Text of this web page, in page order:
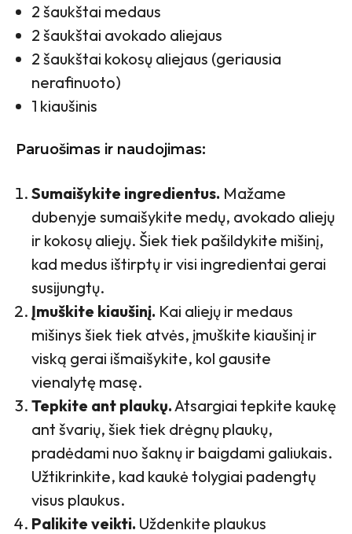
2 šaukštai medaus
2 šaukštai avokado aliejaus
2 šaukštai kokosų aliejaus (geriausia
nerafinuoto)
1 kiaušinis
Paruošimas ir naudojimas:
Sumaišykite ingredientus. Mažame
dubenyje sumaišykite medų, avokado aliejų
ir kokosų aliejų. Šiek tiek pašildykite mišinį,
kad medus ištirptų ir visi ingredientai gerai
susijungtų.
Įmuškite kiaušinį. Kai aliejų ir medaus
mišinys šiek tiek atvės, įmuškite kiaušinį ir
viską gerai išmaišykite, kol gausite
vienalytę masę.
Tepkite ant plaukų.Atsargiai tepkite kaukę
ant švarių, šiek tiek drėgnų plaukų,
pradėdami nuo šaknų ir baigdami galiukais.
Užtikrinkite, kad kaukė tolygiai padengtų
visus plaukus.
Palikite veikti. Uždenkite plaukus